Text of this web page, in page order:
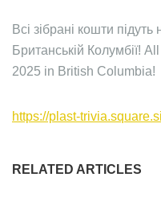
Всі зібрані кошти
Британській Колумбії!
2025 in British Columbia!
https://plast-
RELATED ARTICLES